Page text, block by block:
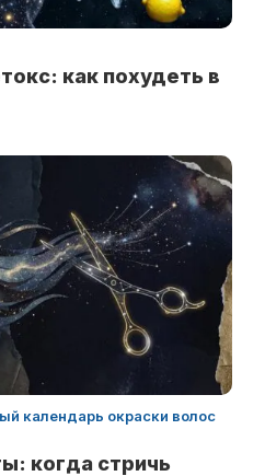
как похудеть в
календарь окраски волос
когда стричь